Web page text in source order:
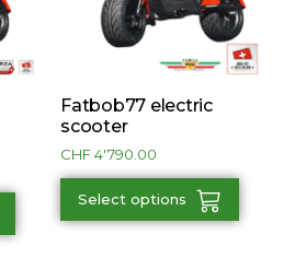
Fatbob77 electric
scooter
CHF4'790.00
Select options